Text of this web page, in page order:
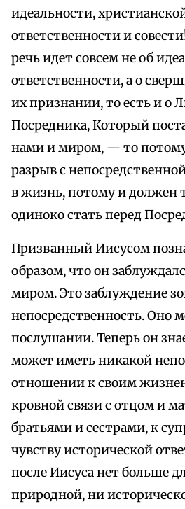
идеальности,
ответственности и
речь идет совсем не об
ответственности, а о
их признании, то есть и о
Посредника, Который
нами и миром, — то
разрыв с
в жизнь, потому и должен
одиноко стать перед
Призванный Иисусом
образом, что он
миром. Это заблуждение
непосредственность. Оно
послушании. Теперь он
может иметь никакой
отношении к своим
кровной связи с отцом и
братьями и сестрами, к
чувству исторической
после Иисуса нет больше
природной, ни